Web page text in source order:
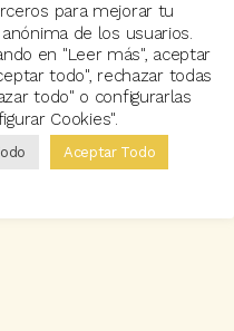
para mejorar tu
de los usuarios.
en "Leer más", aceptar
todo", rechazar todas
todo" o configurarlas
Cookies".
Aceptar Todo